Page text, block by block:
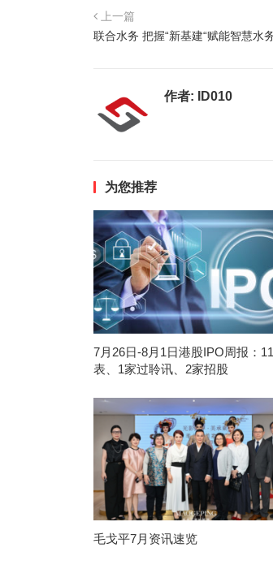
上一篇
联合水务 把握“新基建“赋能智慧水
作者: ID010
为您推荐
7月26日-8月1日港股IPO周报：
表、1家过聆讯、2家招股
毛戈平7月资讯速览